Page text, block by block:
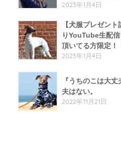
2023年1月4日
【犬服プレゼン
りYouTube生配
頂いてる方限定！
2023年1月4日
『うちのこは大
夫はない。
2022年11月21日